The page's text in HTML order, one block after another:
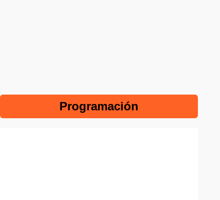
Programación